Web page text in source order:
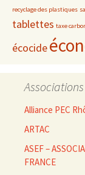
recyclage des plastiques
tablettes taxe
écocide
Alliance PEC
ARTAC
ASEF –
FRANCE